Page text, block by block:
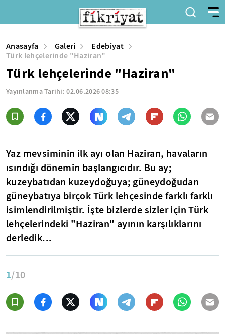
Anasayfa Galeri
Edebiyat
Türk lehçelerinde "Haziran"
Türk lehçelerinde "Haziran"
Yayınlanma Tarihi:02.06.2026 08:35
Yaz mevsiminin ilk ayı olan Haziran, havaların
ısındığı dönemin başlangıcıdır. Bu ay;
kuzeybatıdan kuzeydoğuya; güneydoğudan
güneybatıya birçok Türk lehçesinde farklı farklı
isimlendirilmiştir. İşte bizlerde sizler için Türk
lehçelerindeki "Haziran" ayının karşılıklarını
derledik...
1/10